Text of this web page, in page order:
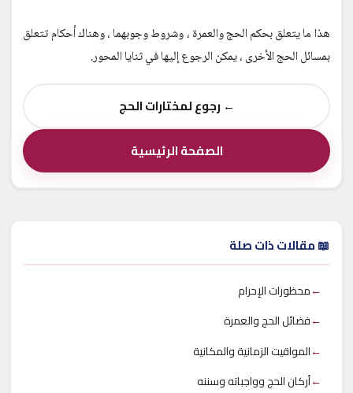
هذا ما يتعلق بحكم الحج والعمرة ، وشروط وجوبهما ، وهناك أحكام تتعلق
بمسائل الحج الأخرى ، يمكن الرجوع إليها في ثنايا المحور.
← رجوع لمختارات الحج
الصفحة الرئيسية
📖 مقالات ذات صلة
←محظورات الإحرام
←فضائل الحج والعمرة
←المواقيت الزمانية والمكانية
←أركان الحج وواجباته وسننه